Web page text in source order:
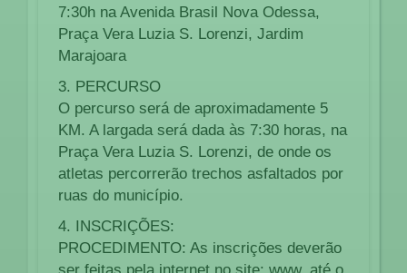
7:30h na Avenida Brasil Nova Odessa,
Praça Vera Luzia S. Lorenzi, Jardim
Marajoara
3. PERCURSO
O percurso será de aproximadamente 5
KM. A largada será dada às 7:30 horas, na
Praça Vera Luzia S. Lorenzi, de onde os
atletas percorrerão trechos asfaltados por
ruas do município.
4. INSCRIÇÕES:
PROCEDIMENTO: As inscrições deverão